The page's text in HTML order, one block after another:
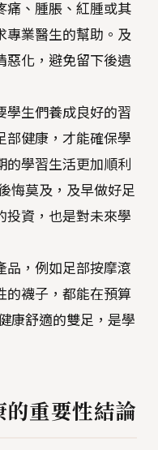
痛、腫脹、紅腫或其
專業醫生的幫助。及
惡化，避免留下後遺
學生們養成良好的習
部健康，才能確保學
的學習生活更加順利
悔莫及，及早做好足
投資，也是對未來學
品，例如足部按摩滾
的襪子，都能在預算
康舒適的雙足，是學
重要性結論